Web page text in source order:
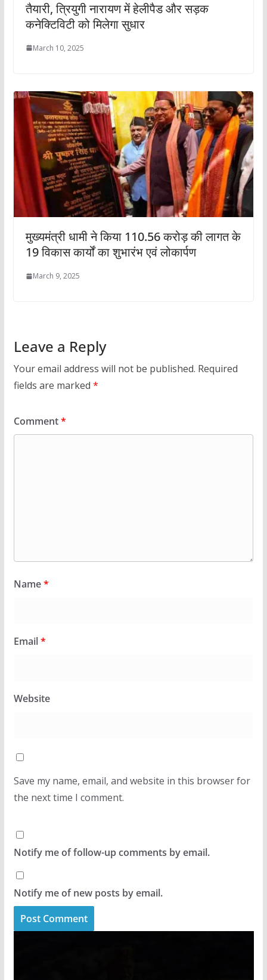
तैयारी, त्रियुगी नारायण में हेलीपैड और सड़क
कनेक्टिविटी को मिलेगा सुधार
March 10, 2025
मुख्यमंत्री धामी ने किया 110.56 करोड़ की लागत के
19 विकास कार्यों का शुभारंभ एवं लोकार्पण
March 9, 2025
Leave a Reply
Your email address will not be published. Required
fields are marked *
Comment*
Name*
Email*
Website
Save my name, email, and website in this browser for
the next time I comment.
Notify me of follow-up comments by email.
Notify me of new posts by email.